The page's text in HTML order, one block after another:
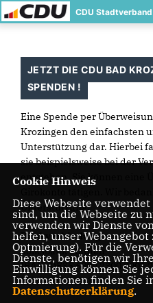
CDU
JETZT DIE CDU BAD
SPENDEN !
Eine Spende per
Krozingen den einfachsten
Unterstützung dar. Hierbei
sie beispielsweise bei der
entstehen. Sie können eine
Unterstützung.
Bankverbindung
Volksbank Staufen
IBAN: DE35 6809 2300 0001
BIC: GENODE61STF
Cookie Hinweis
Diese Webseite
sind, um die Webseite zu
verwenden wir Dienste
helfen, unser
Optmierung). Für die
Dienste, benötigen wir
Einwilligung können Sie
Informationen finden Sie
Datenschutzerklärung.